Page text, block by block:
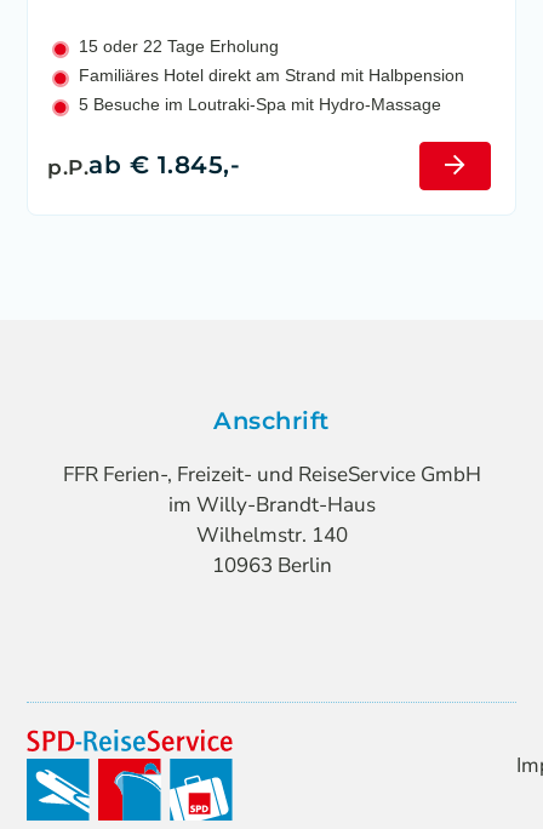
15 oder 22 Tage Erholung
Familiäres Hotel direkt am Strand mit Halbpension
5 Besuche im Loutraki-Spa mit Hydro-Massage
p.P.ab € 1.845,-
Anschrift
FFR Ferien-, Freizeit- und ReiseService GmbH
im Willy-Brandt-Haus
Wilhelmstr. 140
10963 Berlin